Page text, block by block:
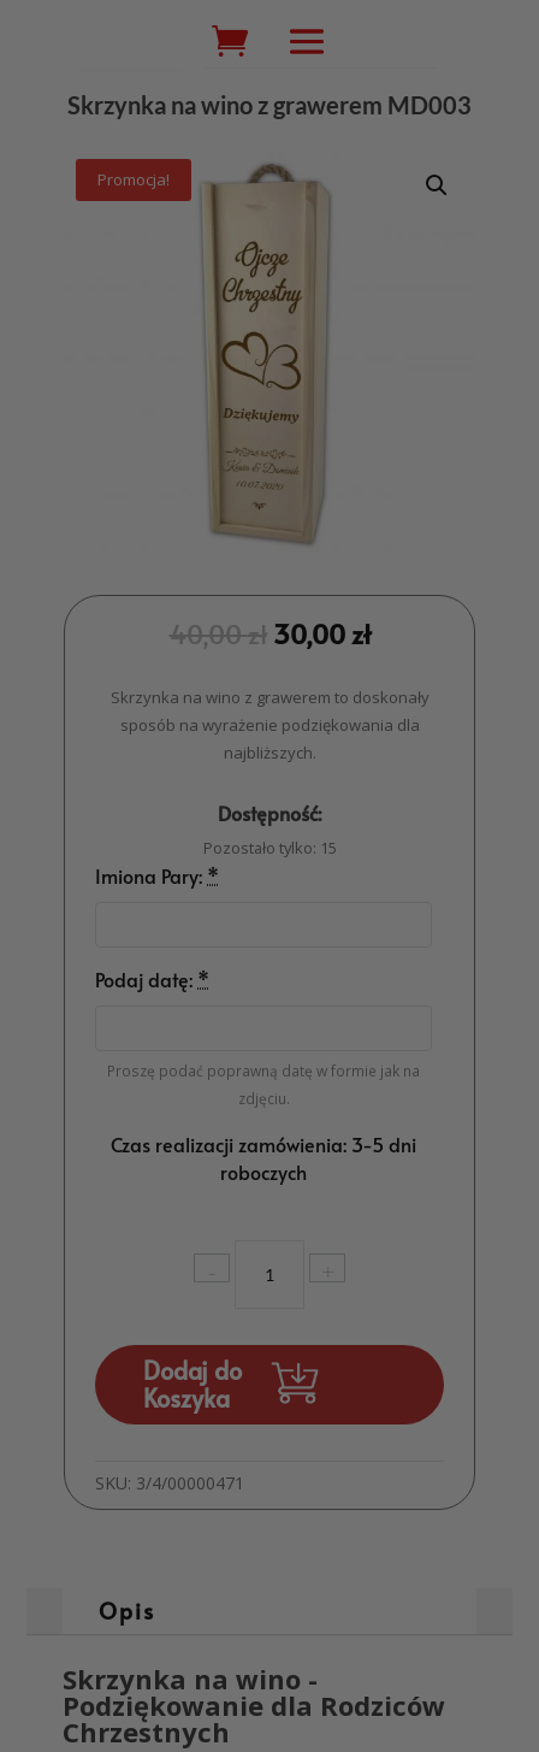
Wyszukiwarka
produktów
Skrzynka na wino z grawerem MD003
Promocja!
40,00zł 30,00zł
Skrzynka na wino z grawerem to doskonały
sposób na wyrażenie podziękowania dla
najbliższych.
Dostępność:
Pozostało tylko: 15
Imiona Pary: *
Podaj datę: *
Proszę podać poprawną datę w formie jak na
zdjęciu.
Czas realizacji zamówienia: 3-5 dni
roboczych
-
Skrzynka
z
grawerem
MD003
+
Dodaj do
Koszyka
SKU: 3/4/00000471
Opis
Skrzynka na wino -
Podziękowanie dla Rodziców
Chrzestnych